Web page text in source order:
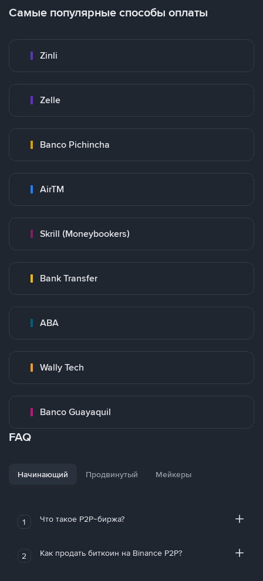
Самые популярные способы оплаты
Zinli
Zelle
Banco Pichincha
AirTM
Skrill (Moneybookers)
Bank Transfer
ABA
Wally Tech
Banco Guayaquil
FAQ
Начинающий Продвинутый Мейкеры
1 Что такое P2P-биржа?
2 Как продать биткоин на Binance P2P?